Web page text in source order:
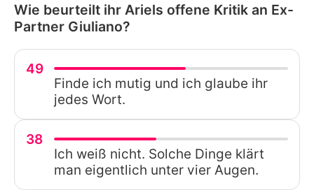
Wie beurteilt ihr Ariels offene Kritik an Ex-
Partner Giuliano?
49
Finde ich mutig und ich glaube ihr
jedes Wort.
38
Ich weiß nicht. Solche Dinge klärt
man eigentlich unter vier Augen.